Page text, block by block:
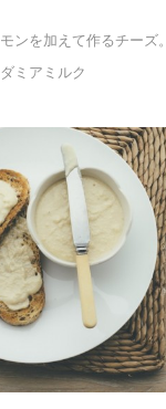
ンを加えて作るチーズ。
ミアミルク